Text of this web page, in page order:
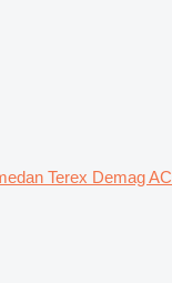
Terex Demag AC